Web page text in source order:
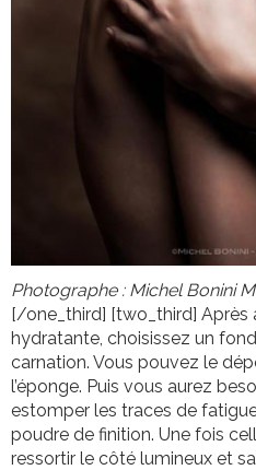
Photographe : Michel Bonini
[/one_third] [two_third] Après
hydratante, choisissez un
carnation. Vous pouvez le
l’éponge. Puis vous aurez
estomper les traces de
poudre de finition. Une fois
ressortir le côté lumineux et